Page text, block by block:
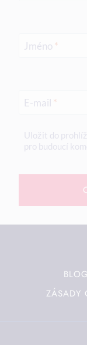
Jméno *
E-mail *
Uložit do
pro budoucí
BLOG
ZÁSADY